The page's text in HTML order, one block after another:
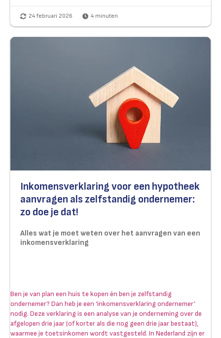
24 februari 2026 4 minuten
Inkomensverklaring voor een hypotheek
aanvragen als zelfstandig ondernemer:
zo doe je dat!
Alles wat je moet weten over het aanvragen van een
inkomensverklaring
Ben je van plan een huis te kopen én ben je zelfstandig
ondernemer? Dan heb je een ‘inkomensverklaring ondernemer’
nodig. Deze verklaring is een analyse van je onderneming over de
afgelopen drie jaar (of korter als die nog geen drie jaar bestaat),
waarmee je toetsinkomen wordt vastgesteld. In Nederland zijn er